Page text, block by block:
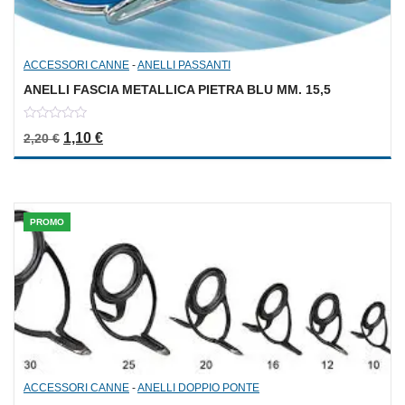
ACCESSORI CANNE -ANELLI PASSANTI
ANELLI FASCIA METALLICA PIETRA BLU MM. 15,5
out
of
2,20€ Il prezzo originale era: 2,20 €.
1,10 €Il prezzo attuale è: 1,10 €.
PROMO
ACCESSORI CANNE -ANELLI DOPPIO PONTE